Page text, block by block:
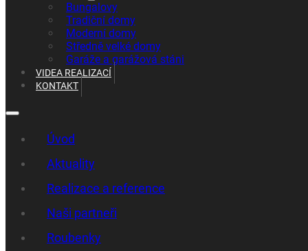
+420 465 637 010
Bungalovy
Tradiční domy
Moderní domy
Středně velké domy
Garáže a garážová stáni
VIDEA REALIZACÍ
KONTAKT
Úvod
Aktuality
Realizace a reference
Naši partneři
Roubenky